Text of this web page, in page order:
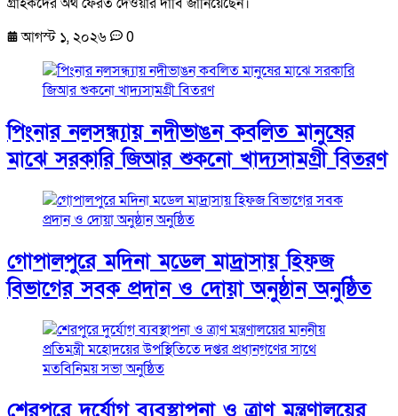
আগস্ট ১, ২০২৬
0
পিংনার নলসন্ধ্যায় নদীভাঙন কবলিত মানুষের
মাঝে সরকারি জিআর শুকনো খাদ্যসামগ্রী বিতরণ
গোপালপুরে মদিনা মডেল মাদ্রাসায় হিফজ
বিভাগের সবক প্রদান ও দোয়া অনুষ্ঠান অনুষ্ঠিত
শেরপুরে দুর্যোগ ব্যবস্থাপনা ও ত্রাণ মন্ত্রণালয়ের